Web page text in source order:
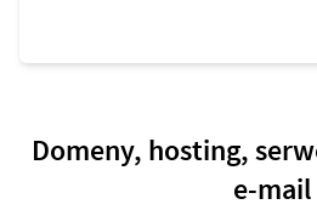
Domeny, hosting,
e-mail